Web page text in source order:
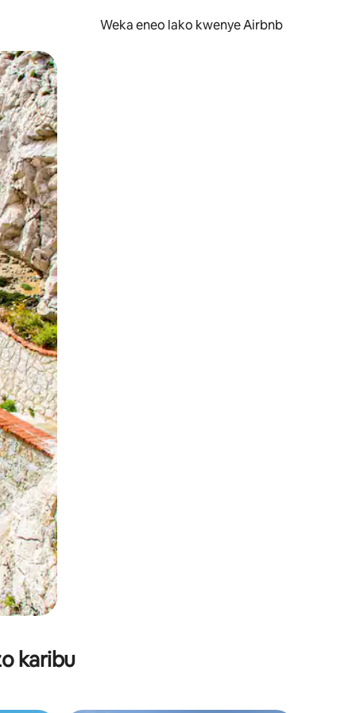
Weka eneo lako kwenye Airbnb
kidole kwenye ishara.
karibu